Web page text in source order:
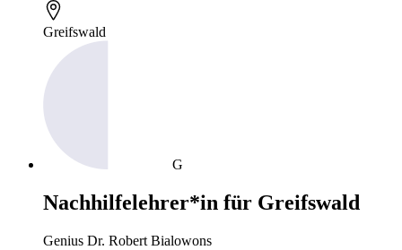
Greifswald
G
Nachhilfelehrer*in für Greifswald
Genius Dr. Robert Bialowons